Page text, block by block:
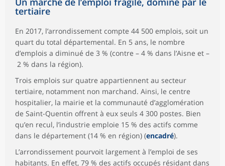
tertiaire
En 2017, l’arrondissement compte 44 500 emplois, soit un
quart du total départemental. En 5 ans, le nombre
d’emplois a diminué de 3 % (contre – 4 % dans l’Aisne et –
2 % dans la région).
Trois emplois sur quatre appartiennent au secteur
tertiaire, notamment non marchand. Ainsi, le centre
hospitalier, la mairie et la communauté d’agglomération
de Saint-Quentin offrent à eux seuls 4 300 postes. Bien
qu’en recul, l’industrie emploie 15 % des actifs comme
dans le département (14 % en région) (encadré).
L’arrondissement pourvoit largement à l’emploi de ses
habitants. En effet, 79 % des actifs occupés résidant dans